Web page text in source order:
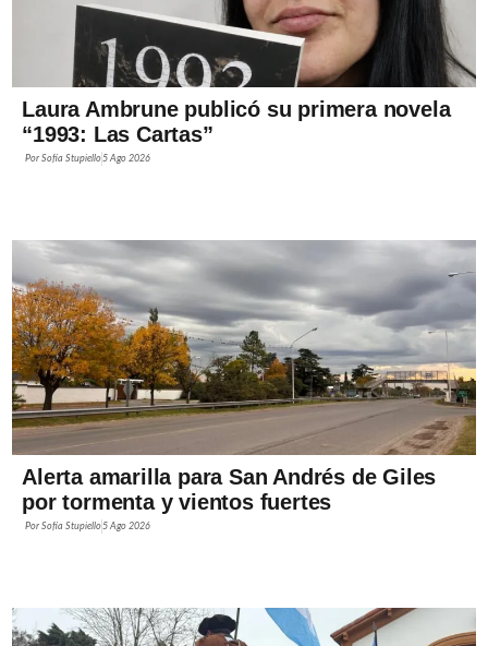
Laura Ambrune publicó su primera novela
“1993: Las Cartas”
PorSofía Stupiello 5 Ago 2026
Alerta amarilla para San Andrés de Giles
por tormenta y vientos fuertes
PorSofía Stupiello 5 Ago 2026